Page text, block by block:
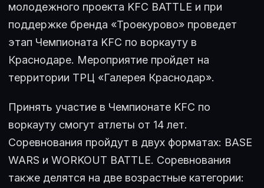
молодежного проекта KFC BATTLE и при
поддержке бренда «Троекурово» проведет
этап Чемпионата KFC по воркауту в
Краснодаре. Мероприятие пройдет на
территории ТРЦ «Галерея Краснодар».
Принять участие в Чемпионате KFC по
воркауту смогут атлеты от 14 лет.
Соревнования пройдут в двух форматах: BASE
WARS и WORKOUT BATTLE. Соревнования
также делятся на две возрастные категории: